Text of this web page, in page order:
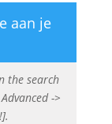
aan je
the search
->